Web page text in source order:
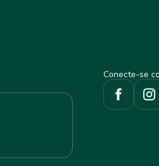
Conecte-se